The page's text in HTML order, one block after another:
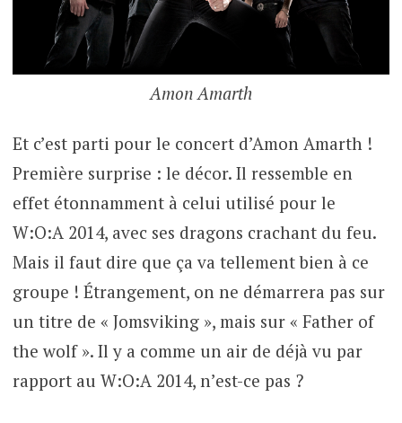
Amon Amarth
Et c’est parti pour le concert d’Amon Amarth !
Première surprise : le décor. Il ressemble en
effet étonnamment à celui utilisé pour le
W:O:A 2014, avec ses dragons crachant du feu.
Mais il faut dire que ça va tellement bien à ce
groupe ! Étrangement, on ne démarrera pas sur
un titre de « Jomsviking », mais sur « Father of
the wolf ». Il y a comme un air de déjà vu par
rapport au W:O:A 2014, n’est-ce pas ?